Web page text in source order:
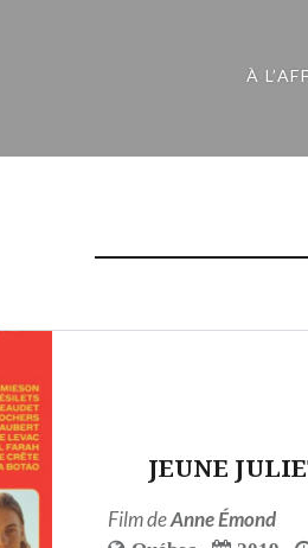
À
JEUNE
Film deAnne Émond